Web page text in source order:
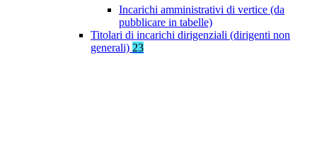
Incarichi amministrativi di vertice (da
pubblicare in tabelle)
Titolari di incarichi dirigenziali (dirigenti non
generali) 23